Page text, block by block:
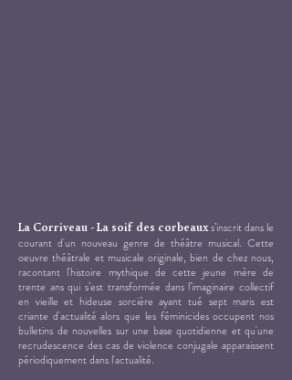
La Corriveau - La soif des corbeauxs’inscrit dans le
courant d'un nouveau genre de théâtre musical. Cette
oeuvre théâtrale et musicale originale, bien de chez nous,
racontant l'histoire mythique de cette jeune mère de
trente ans qui s’est transformée dans l’imaginaire collectif
en vieille et hideuse sorcière ayant tué sept maris est
criante d'actualité alors que les féminicides occupent nos
bulletins de nouvelles sur une base quotidienne et qu'une
recrudescence des cas de violence conjugale apparaissent
périodiquement dans l'actualité.